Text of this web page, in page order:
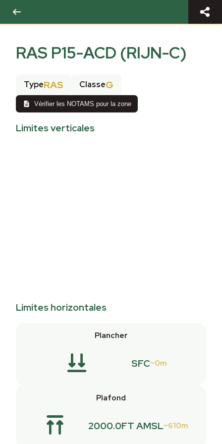
RAS P15-ACD (RIJN-C)
TypeRAS ClasseG
Vérifier les NOTAMS pour la zone
Limites verticales
Limites horizontales
Plancher
SFC 0m
Plafond
2000.0FT AMSL 610m